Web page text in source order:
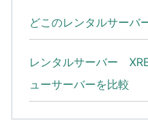
どこのレンタルサーバ
レンタルサーバー
ューサーバーを比較